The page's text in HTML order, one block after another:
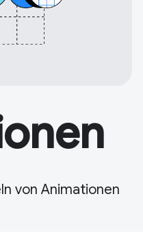
von Animationen